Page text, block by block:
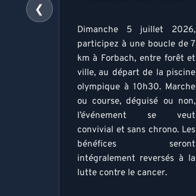
❮
Dimanche 5 juillet 2026,
participez à une boucle de 7
km à Forbach, entre forêt et
ville, au départ de la piscine
olympique à 10h30. Marche
ou course, déguisé ou non,
l’événement se veut
convivial et sans chrono. Les
bénéfices seront
intégralement reversés à la
lutte contre le cancer.